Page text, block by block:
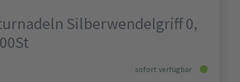
Silberwendelgriff 0,
sofort verfügbar